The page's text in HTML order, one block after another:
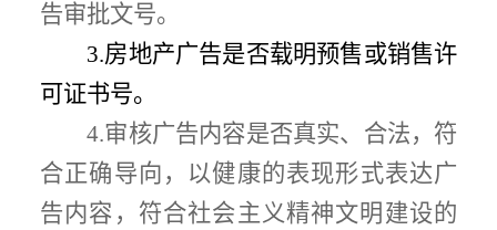
告审批文号。
3.房地产广告是否载明预售或销售许
可证书号。
4.审核广告内容是否真实、合法， 符
合正确导向，以健康的表现形式表达广
告内容，符合社会主义精神文明建设的